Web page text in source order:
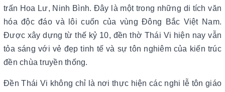
trấn Hoa Lư, Ninh Bình. Đây là một trong những di tích văn
hóa độc đáo và lôi cuốn của vùng Đông Bắc Việt Nam.
Được xây dựng từ thế kỷ 10, đền thờ Thái Vi hiện nay vẫn
tỏa sáng với vẻ đẹp tinh tế và sự tôn nghiêm của kiến trúc
đền chùa truyền thống.
Đền Thái Vi không chỉ là nơi thực hiện các nghi lễ tôn giáo